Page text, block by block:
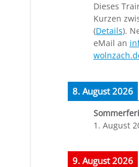
Dieses
Kurzen
(Details).
eMail an
8. August 2026
1. August
9. August 2026